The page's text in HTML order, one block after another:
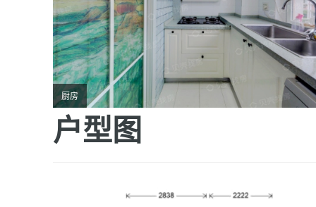
厨房
户型图